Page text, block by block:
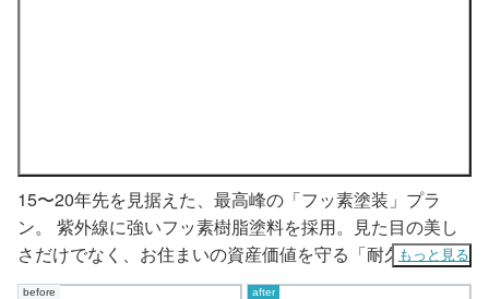
15〜20年先を見据えた、最高峰の「フッ素塗装」プラ
ン。 紫外線に強いフッ素樹脂塗料を採用。見た目の美し
さだけでなく、お住まいの資産価値を守る「耐久性」に徹
底的にこだわった、横浜市緑区の施工事例です。
もっと見る
before after